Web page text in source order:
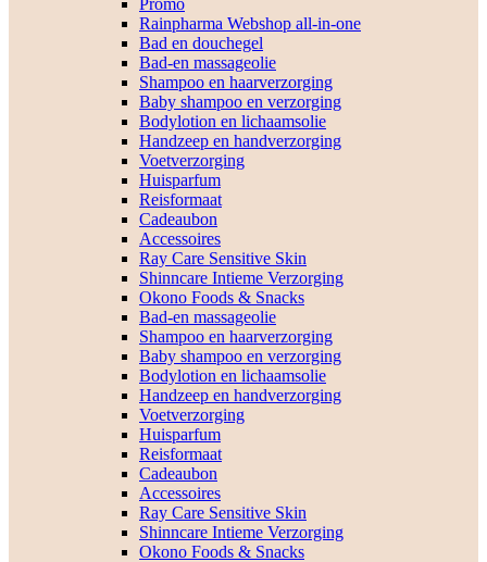
Rainpharma Webshop all-in-one
Bad en douchegel
Bad-en massageolie
Shampoo en haarverzorging
Baby shampoo en verzorging
Bodylotion en lichaamsolie
Handzeep en handverzorging
Voetverzorging
Huisparfum
Reisformaat
Cadeaubon
Accessoires
Ray Care Sensitive Skin
Shinncare Intieme Verzorging
Okono Foods & Snacks
Bad-en massageolie
Shampoo en haarverzorging
Baby shampoo en verzorging
Bodylotion en lichaamsolie
Handzeep en handverzorging
Voetverzorging
Huisparfum
Reisformaat
Cadeaubon
Accessoires
Ray Care Sensitive Skin
Shinncare Intieme Verzorging
Okono Foods & Snacks